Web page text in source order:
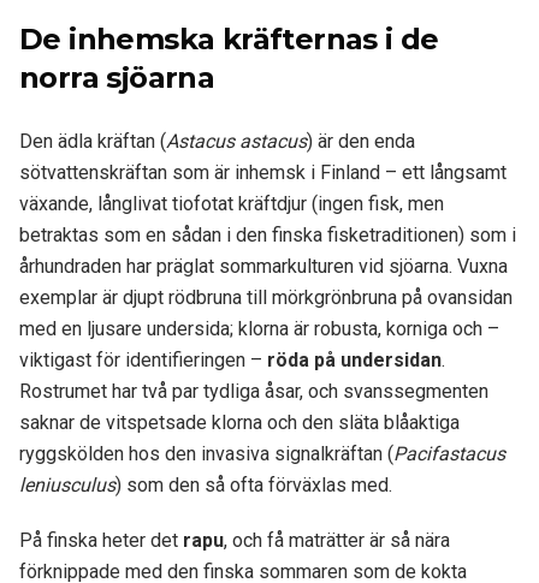
De inhemska kräfternas i de
norra sjöarna
Den ädla kräftan (Astacus astacus) är den enda
sötvattenskräftan som är inhemsk i Finland – ett långsamt
växande, långlivat tiofotat kräftdjur (ingen fisk, men
betraktas som en sådan i den finska fisketraditionen) som i
århundraden har präglat sommarkulturen vid sjöarna. Vuxna
exemplar är djupt rödbruna till mörkgrönbruna på ovansidan
med en ljusare undersida; klorna är robusta, korniga och –
viktigast för identifieringen – röda på undersidan.
Rostrumet har två par tydliga åsar, och svanssegmenten
saknar de vitspetsade klorna och den släta blåaktiga
ryggskölden hos den invasiva signalkräftan (Pacifastacus
leniusculus) som den så ofta förväxlas med.
På finska heter det rapu, och få maträtter är så nära
förknippade med den finska sommaren som de kokta